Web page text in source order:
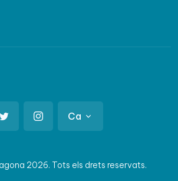
Ca
2026. Tots els drets reservats.